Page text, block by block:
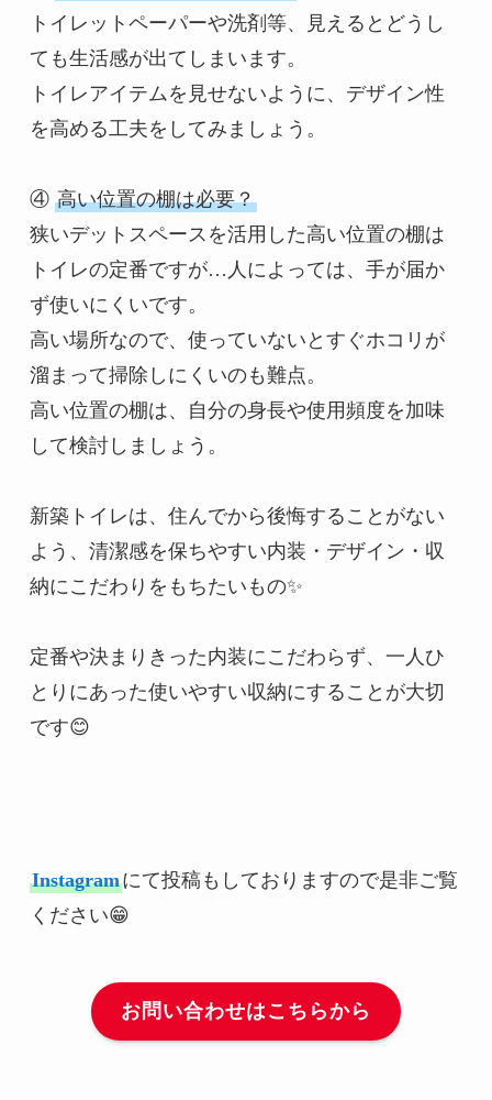
トイレットペーパーや洗剤等、見えるとどうし
ても生活感が出てしまいます。
トイレアイテムを見せないように、デザイン性
を高める工夫をしてみましょう。
④ 高い位置の棚は必要？
狭いデットスペースを活用した高い位置の棚は
トイレの定番ですが…人によっては、手が届か
ず使いにくいです。
高い場所なので、使っていないとすぐホコリが
溜まって掃除しにくいのも難点。
高い位置の棚は、自分の身長や使用頻度を加味
して検討しましょう。
新築トイレは、住んでから後悔することがない
よう、清潔感を保ちやすい内装・デザイン・収
納にこだわりをもちたいもの✨
定番や決まりきった内装にこだわらず、一人ひ
とりにあった使いやすい収納にすることが大切
です😊
Instagramにて投稿もしておりますので是非ご覧
ください😁
お問い合わせはこちらから